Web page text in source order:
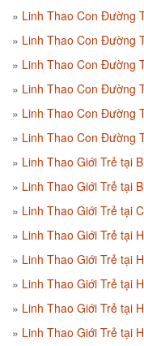
Linh Thao Con Đường
Linh Thao Con Đường
Linh Thao Con Đường
Linh Thao Con Đường
Linh Thao Con Đường
Linh Thao Con Đường
Linh Thao Giới Trẻ tại
Linh Thao Giới Trẻ tại
Linh Thao Giới Trẻ tại
Linh Thao Giới Trẻ tại
Linh Thao Giới Trẻ tại
Linh Thao Giới Trẻ tại
Linh Thao Giới Trẻ tại
Linh Thao Giới Trẻ tại